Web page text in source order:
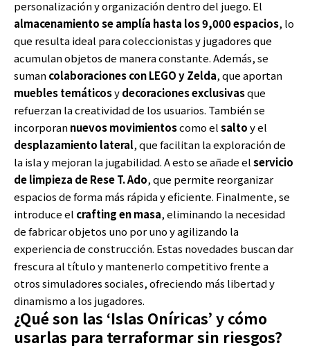
personalización y organización dentro del juego. El
almacenamiento se amplía hasta los 9,000 espacios, lo
que resulta ideal para coleccionistas y jugadores que
acumulan objetos de manera constante. Además, se
sumancolaboraciones con LEGO y Zelda, que aportan
muebles temáticosydecoraciones exclusivasque
refuerzan la creatividad de los usuarios. También se
incorporannuevos movimientoscomo elsaltoy el
desplazamiento lateral, que facilitan la exploración de
la isla y mejoran la jugabilidad. A esto se añade elservicio
de limpieza de Rese T. Ado, que permite reorganizar
espacios de forma más rápida y eficiente. Finalmente, se
introduce el crafting en masa, eliminando la necesidad
de fabricar objetos uno por uno y agilizando la
experiencia de construcción. Estas novedades buscan dar
frescura al título y mantenerlo competitivo frente a
otros simuladores sociales, ofreciendo más libertad y
dinamismo a los jugadores.
¿Qué son las ‘Islas Oníricas’ y cómo
usarlas para terraformar sin riesgos?